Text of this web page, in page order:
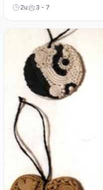
2u 3 - 7